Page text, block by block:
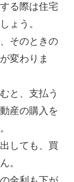
る際は住宅
ょう。
そのときの
変わりま
と、支払う
産の購入を
しても、買
。